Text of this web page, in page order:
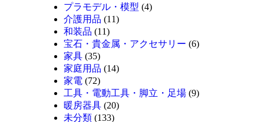
プラモデル・模型 (4)
介護用品 (11)
和装品 (11)
宝石・貴金属・アクセサリー (6)
家具 (35)
家庭用品 (14)
家電 (72)
工具・電動工具・脚立・足場 (9)
暖房器具 (20)
未分類 (133)